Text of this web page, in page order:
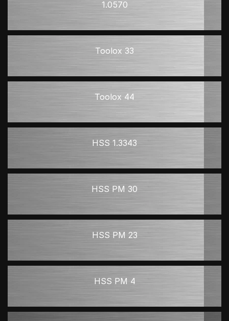
1.0570
Toolox 33
Toolox 44
HSS 1.3343
HSS PM 30
HSS PM 23
HSS PM 4